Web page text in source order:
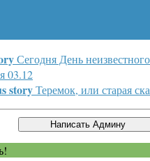
Сегодня День
03.12
storyТеремок, или старая